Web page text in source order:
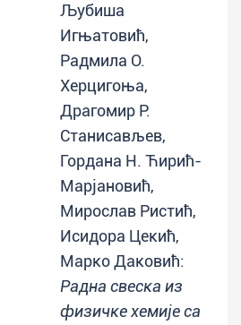
Љубиша
Игњатовић,
Радмила О.
Херцигоња,
Драгомир Р.
Станисављев,
Гордана Н. Ћирић-
Марјановић,
Мирослав Ристић,
Исидора Цекић,
Марко Даковић:
Радна свеска из
физичке хемије са